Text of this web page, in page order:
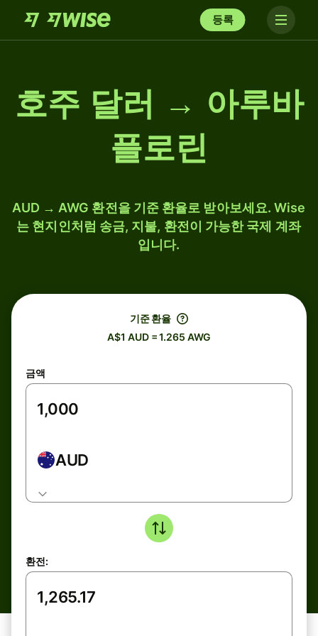
등록
호주 달러 → 아루바
플로린
AUD → AWG 환전을 기준 환율로 받아보세요. Wise
는 현지인처럼 송금, 지불, 환전이 가능한 국제 계좌
입니다.
기준 환율
A$1 AUD = 1.265 AWG
금액
AUD
환전: